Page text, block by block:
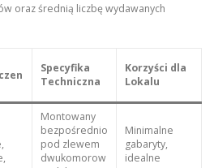
oraz średnią liczbę wydawanych
Specyfika
Techniczna
Korzyści dla
Lokalu
Montowany
bezpośrednio
pod zlewem
dwukomorow
Minimalne
gabaryty,
idealne